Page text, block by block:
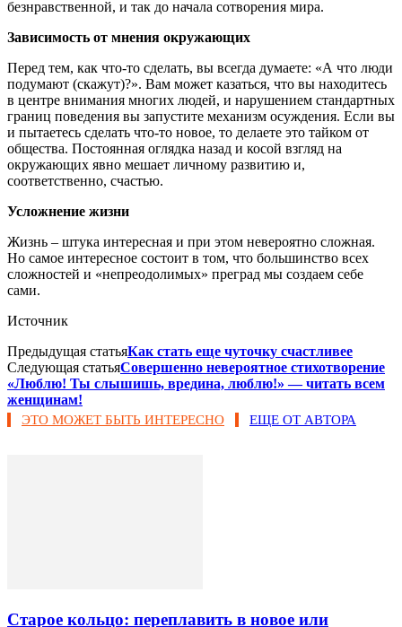
безнравственной, и так до начала сотворения мира.
Зависимость от мнения окружающих
Перед тем, как что-то сделать, вы всегда думаете: «А что люди
подумают (скажут)?». Вам может казаться, что вы находитесь
в центре внимания многих людей, и нарушением стандартных
границ поведения вы запустите механизм осуждения. Если вы
и пытаетесь сделать что-то новое, то делаете это тайком от
общества. Постоянная оглядка назад и косой взгляд на
окружающих явно мешает личному развитию и,
соответственно, счастью.
Усложнение жизни
Жизнь – штука интересная и при этом невероятно сложная.
Но самое интересное состоит в том, что большинство всех
сложностей и «непреодолимых» преград мы создаем себе
сами.
Источник
Предыдущая статьяКак стать еще чуточку счастливее
Следующая статьяСовершенно невероятное стихотворение
«Люблю! Ты слышишь, вредина, люблю!» — читать всем
женщинам!
ЭТО МОЖЕТ БЫТЬ ИНТЕРЕСНО ЕЩЕ ОТ АВТОРА
Старое кольцо: переплавить в новое или